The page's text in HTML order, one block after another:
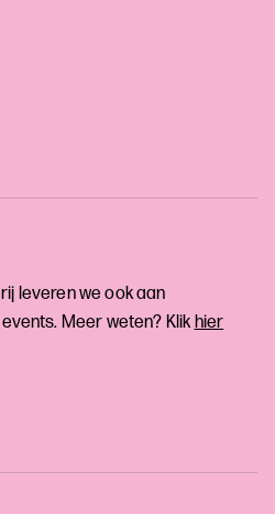
leveren we ook aan
Meer weten? Klikhier